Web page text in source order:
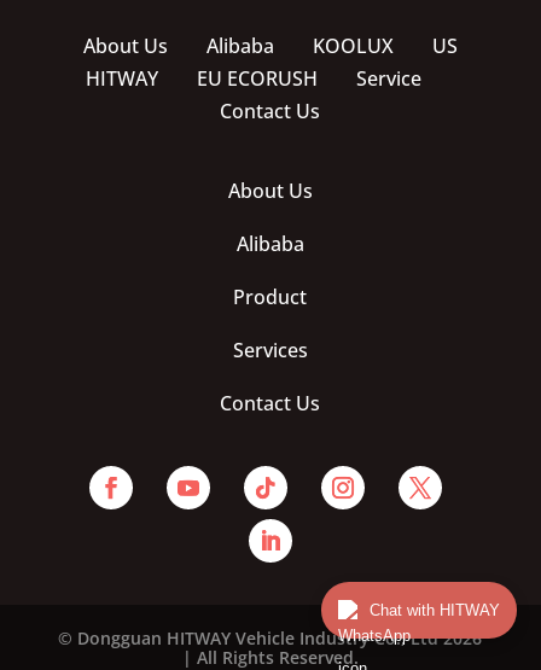
About Us Alibaba KOOLUX
US
HITWAY
EU ECORUSH
Service
Contact Us
About Us
Alibaba
Product
Services
Contact Us
© Dongguan HITWAY Vehicle Industry Co., Ltd 2026
| All Rights Reserved.
Chat with HITWAY